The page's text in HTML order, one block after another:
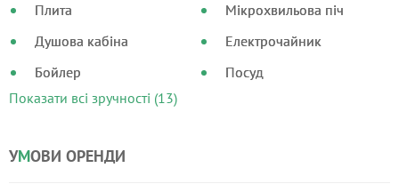
Плита
Душова кабіна
Бойлер
Мікрохвильова піч
Електрочайник
Посуд
Показати всі зручності (13)
УМОВИ ОРЕНДИ